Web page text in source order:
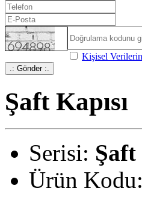
Kişisel
.: Gönder :.
Şaft Kapısı
Serisi: Şaft
Ürün Kodu: